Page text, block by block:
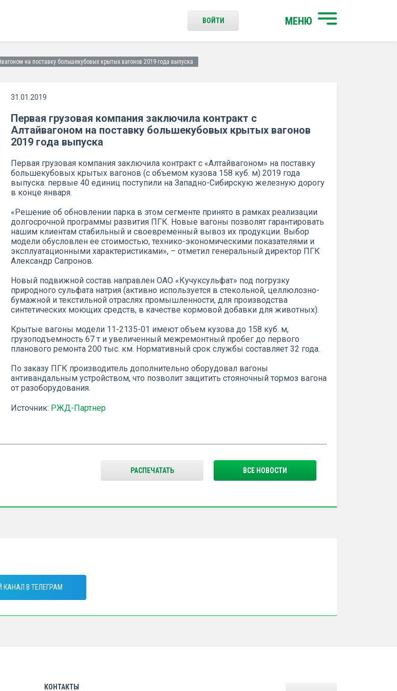
МЕНЮ
ВОЙТИ
на поставку большекубовых крытых вагонов 2019 года выпуска
31.01.2019
Первая грузовая компания заключила контракт с
Алтайвагоном на поставку большекубовых крытых вагонов
2019 года выпуска
Первая грузовая компания заключила контракт с «Алтайвагоном» на поставку
большекубовых крытых вагонов (с объемом кузова 158 куб. м) 2019 года
выпуска: первые 40 единиц поступили на Западно-Сибирскую железную дорогу
в конце января.
«Решение об обновлении парка в этом сегменте принято в рамках реализации
долгосрочной программы развития ПГК. Новые вагоны позволят гарантировать
нашим клиентам стабильный и своевременный вывоз их продукции. Выбор
модели обусловлен ее стоимостью, технико-экономическими показателями и
эксплуатационными характеристиками», – отметил генеральный директор ПГК
Александр Сапронов.
Новый подвижной состав направлен ОАО «Кучуксульфат» под погрузку
природного сульфата натрия (активно используется в стекольной, целлюлозно-
бумажной и текстильной отраслях промышленности, для производства
синтетических моющих средств, в качестве кормовой добавки для животных).
Крытые вагоны модели 11-2135-01 имеют объем кузова до 158 куб. м,
грузоподъемность 67 т и увеличенный межремонтный пробег до первого
планового ремонта 200 тыс. км. Нормативный срок службы составляет 32 года.
По заказу ПГК производитель дополнительно оборудовал вагоны
антивандальным устройством, что позволит защитить стояночный тормоз вагона
от разоборудования.
Источник: РЖД-Партнер
ВСЕ НОВОСТИ
РАСПЕЧАТАТЬ
КАНАЛ В ТЕЛЕГРАМ
КОНТАКТЫ